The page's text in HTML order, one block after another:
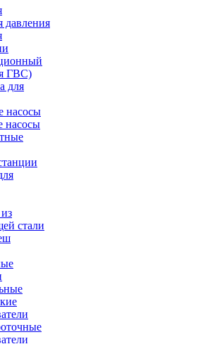
ГВС)
для
насосы
насосы
стали